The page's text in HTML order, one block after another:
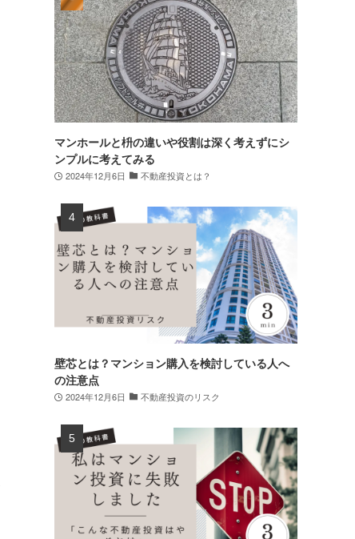
マンホールと枡の違いや役割は深く考えずにシ
ンプルに考えてみる
2024年12月6日 不動産投資とは？
壁芯とは？マンション購入を検討している人へ
の注意点
2024年12月6日 不動産投資のリスク